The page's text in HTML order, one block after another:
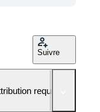
Suivre
requise